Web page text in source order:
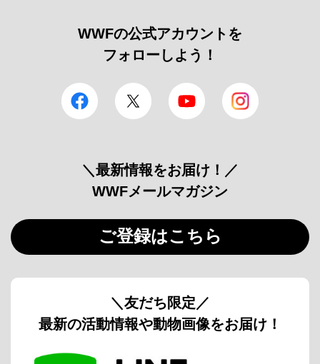
WWFの公式アカウントを
フォローしよう！
facebook Twitter YouTube
＼最新情報をお届け！／
WWFメールマガジン
ご登録はこちら
＼友だち限定／
最新の活動情報や動物画像をお届け！